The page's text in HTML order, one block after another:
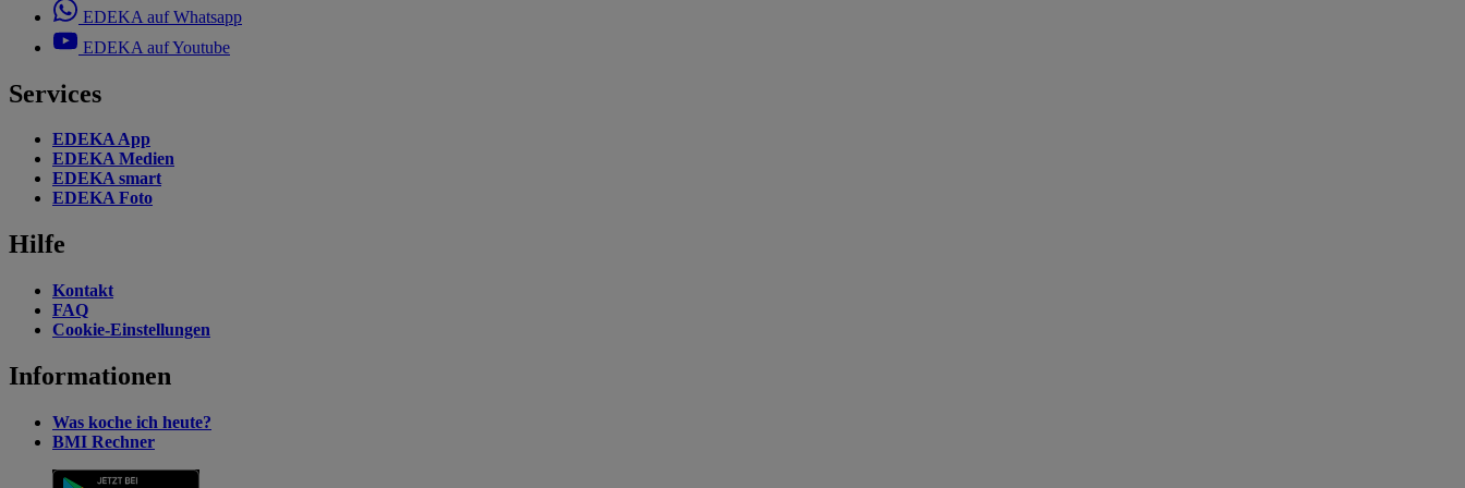
EDEKA auf Whatsapp
EDEKA auf Youtube
Services
EDEKA App
EDEKA Medien
EDEKA smart
EDEKA Foto
Hilfe
Kontakt
FAQ
Cookie-Einstellungen
Informationen
Was koche ich heute?
BMI Rechner